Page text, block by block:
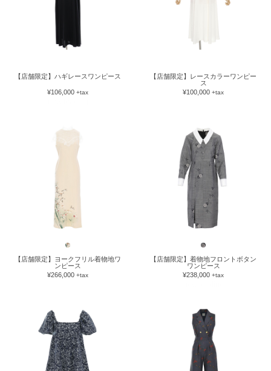
【店舗限定】ハギレースワンピース
¥106,000 +tax
【店舗限定】レースカラーワンピー
ス
¥100,000 +tax
【店舗限定】ヨークフリル着物地ワ
ンピース
¥266,000 +tax
【店舗限定】着物地フロントボタン
ワンピース
¥238,000 +tax